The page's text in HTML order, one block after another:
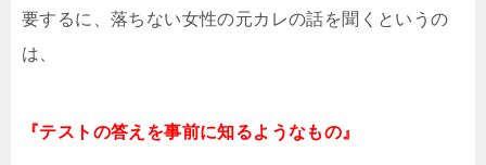
要するに、落ちない女性の元カレの話を聞くというの
は、
『テストの答えを事前に知るようなもの』